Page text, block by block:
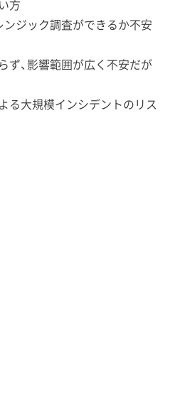
方
ンジック調査ができるか不安
ず、影響範囲が広く不安だが
る大規模インシデントのリス